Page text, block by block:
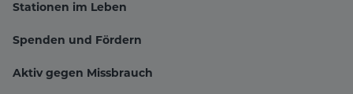
Hauptnavigation
Stationen im Leben
Spenden und Fördern
Aktiv gegen Missbrauch